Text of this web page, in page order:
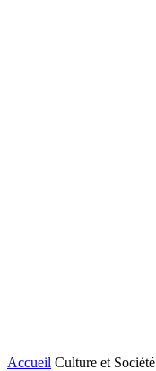
Accueil Culture et Société